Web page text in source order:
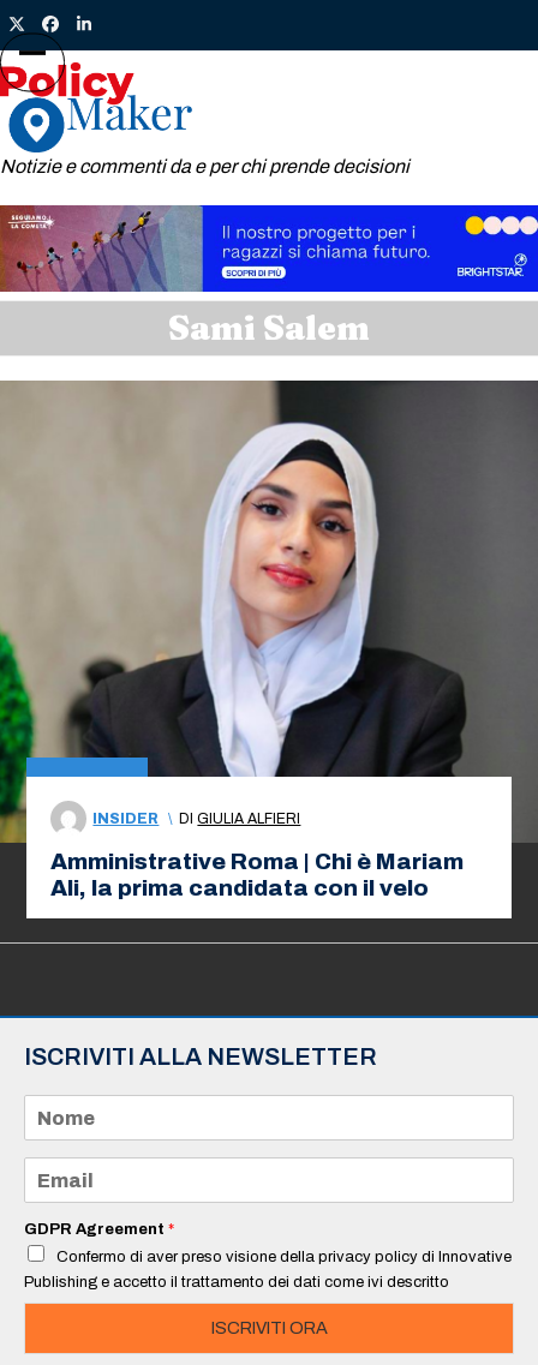
Skip
to
content
TwitterFacebook
LinkedIn
Notizie e commenti da e per chi prende decisioni
Open
mobile
menu
Close
mobile
menu
Sami Salem
INSIDER \ DIGIULIA ALFIERI
Amministrative Roma | Chi è Mariam
Ali, la prima candidata con il velo
ISCRIVITI ALLA NEWSLETTER
m
e
a
i
*
GDPR Agreement *
Confermo di aver preso visione della privacy policy di Innovative
Publishing e accetto il trattamento dei dati come ivi descritto
ISCRIVITI ORA